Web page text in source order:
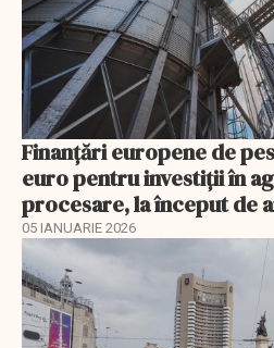
Finanţări europene de
euro pentru investiţii în
procesare, la început de
05 IANUARIE 2026